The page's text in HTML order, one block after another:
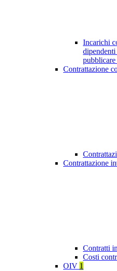
Incarichi
Contrattazione
Contrattazione
Contratti
Costi
OIV 1